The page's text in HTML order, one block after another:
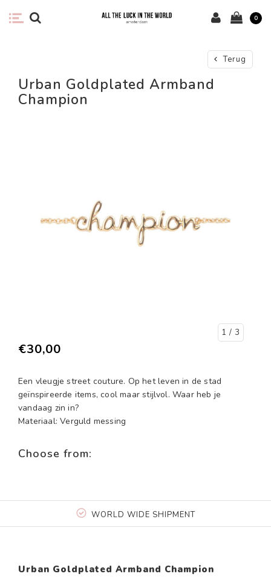
0
Terug
Urban Goldplated Armband
Champion
1 / 3
€30,00
Een vleugje street couture. Op het leven in de stad
geïnspireerde items, cool maar stijlvol. Waar heb je
vandaag zin in?
Materiaal: Verguld messing
Choose from:
WORLD WIDE SHIPMENT
Urban Goldplated Armband Champion